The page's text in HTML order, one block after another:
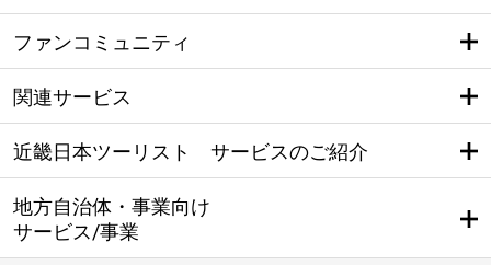
ファンコミュニティ
関連サービス
近畿日本ツーリスト サービスのご紹介
地方自治体・事業向け
サービス/事業